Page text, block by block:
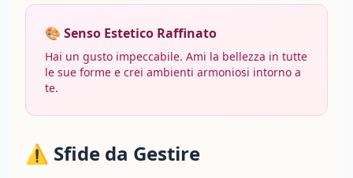
🎨 Senso Estetico Raffinato
Hai un gusto impeccabile. Ami la bellezza in tutte
le sue forme e crei ambienti armoniosi intorno a
te.
⚠️ Sfide da Gestire